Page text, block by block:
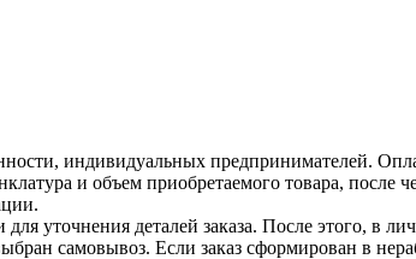
индивидуальных предпринимателей.
и объем приобретаемого товара, после
уточнения деталей заказа. После этого, в
самовывоз. Если заказ сформирован в